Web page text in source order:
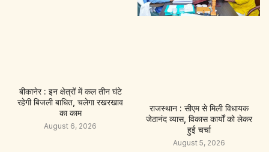
बीकानेर : इन क्षेत्रों में कल तीन घंटे
रहेगी बिजली बाधित, चलेगा रखरखाव
का काम
August 6, 2026
राजस्थान : सीएम से मिली विधायक
जेठानंद व्यास, विकास कार्यों को लेकर
हुई चर्चा
August 5, 2026